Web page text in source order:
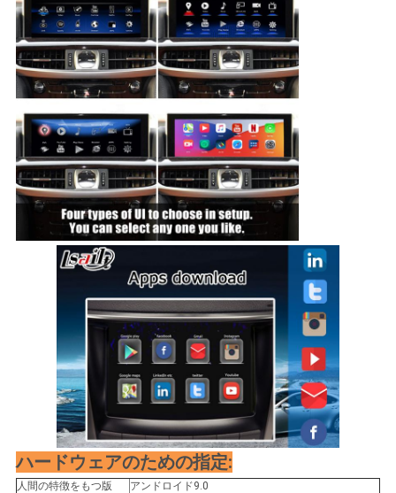
ハードウェアのための指定:
人間の特徴をもつ版
アンドロイド9.0